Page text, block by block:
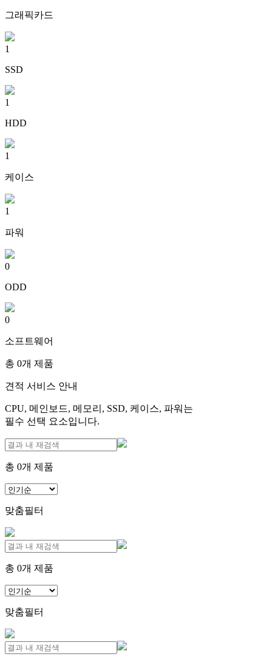
그래픽카드
1
SSD
1
HDD
1
케이스
1
파워
0
ODD
0
소프트웨어
총 0개 제품
견적 서비스 안내
CPU, 메인보드, 메모리, SSD, 케이스, 파워는
필수 선택 요소입니다.
총 0개 제품
맞춤필터
총 0개 제품
맞춤필터